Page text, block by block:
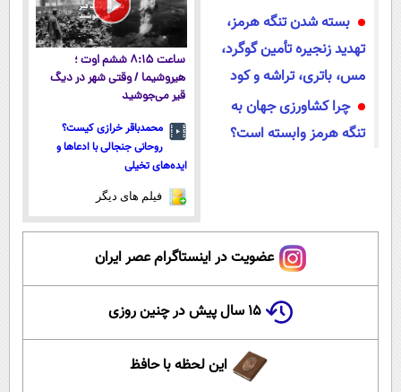
بسته شدن تنگه هرمز،
تهدید زنجیره تأمین گوگرد،
مس، باتری، تراشه و کود
چرا کشاورزی جهان به
تنگه هرمز وابسته است؟
ساعت ۸:۱۵ ششم اوت ؛
هیروشیما / وقتی شهر در دیگ
قیر می‌جوشید
محمدباقر خرازی کیست؟
روحانی جنجالی با ادعاها و
ایده‌های تخیلی
فیلم های دیگر
عضویت در اینستاگرام عصر ایران
۱۵ سال پیش در چنین روزی
این لحظه با حافظ